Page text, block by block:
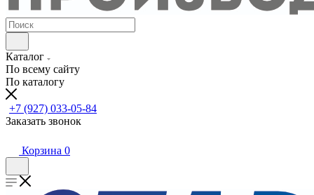
Каталог
По всему сайту
По каталогу
+7 (927) 033-05-84
Заказать звонок
Корзина 0